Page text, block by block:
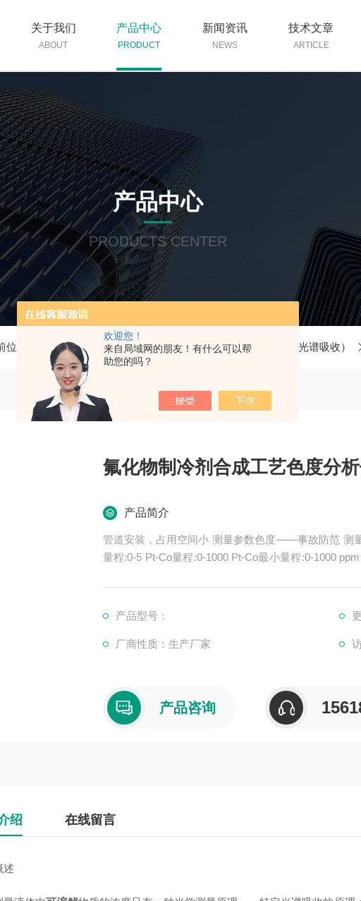
欢迎您！
来自局域网的朋友！有什么可以帮
助您的吗？
关于我们
ABOUT
产品中心
PRODUCT
新闻资讯
NEWS
技术文章
ARTICLE
产品中心
PRODUCTS CENTER
位置： 首页 产品中心 在线浓度分析仪 色度分析仪（光谱吸收）
氟化物制冷剂合成工艺色度分
产品简介
管道安装，占用空间小 测量参数色度——事故防范 测量范围最小量程:0-0.05CU量程:0-3.0CU最小
量程:0-5 Pt-Co量程:0-1000 Pt-Co最小量程:0-1000 ppm量程:0-99% 技术原理特
产品型号：
厂商性质：生产厂家
产品咨询
绍 在线留言
述